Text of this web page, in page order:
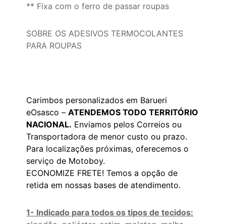
** Fixa com o ferro de passar roupas
SOBRE OS ADESIVOS TERMOCOLANTES
PARA ROUPAS
Carimbos personalizados em Barueri
eOsasco –ATENDEMOS TODO TERRITÓRIO
NACIONAL. Enviamos pelos Correios ou
Transportadora de menor custo ou prazo.
Para localizações próximas, oferecemos o
serviço de Motoboy.
ECONOMIZE FRETE! Temos a opção de
retida em nossas bases de atendimento.
1- Indicado para todos os tipos de tecidos: